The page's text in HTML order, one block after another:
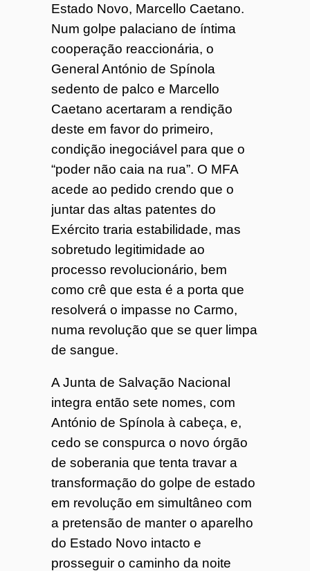
Estado Novo, Marcello Caetano.
Num golpe palaciano de íntima
cooperação reaccionária, o
General António de Spínola
sedento de palco e Marcello
Caetano acertaram a rendição
deste em favor do primeiro,
condição inegociável para que o
“poder não caia na rua”. O MFA
acede ao pedido crendo que o
juntar das altas patentes do
Exército traria estabilidade, mas
sobretudo legitimidade ao
processo revolucionário, bem
como crê que esta é a porta que
resolverá o impasse no Carmo,
numa revolução que se quer limpa
de sangue.
A Junta de Salvação Nacional
integra então sete nomes, com
António de Spínola à cabeça, e,
cedo se conspurca o novo órgão
de soberania que tenta travar a
transformação do golpe de estado
em revolução em simultâneo com
a pretensão de manter o aparelho
do Estado Novo intacto e
prosseguir o caminho da noite